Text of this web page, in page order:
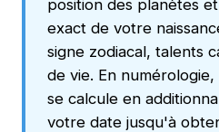
position des planètes
exact de votre
signe zodiacal, talents
de vie. En
se calcule en
votre date jusqu'à